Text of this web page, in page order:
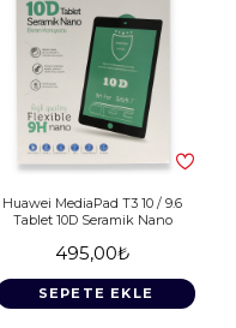
Huawei MediaPad T3 10 / 9.6
Tablet 10D Seramik Nano
495,00₺
SEPETE EKLE